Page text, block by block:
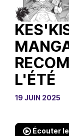
L'ÉTÉ
19 JUIN 2025
Écouter